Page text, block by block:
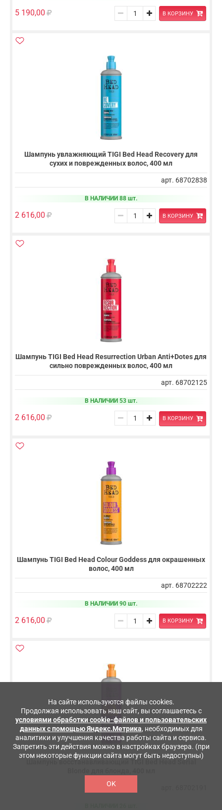
На сайте используются файлы cookies.
Продолжая использовать наш сайт, вы соглашаетесь с
условиями обработки cookie-файлов и пользовательских
данных с помощью Яндекс.Метрика, необходимых для
аналитики и улучшения качества работы сайта и сервиса.
Запретить эти действия можно в настройках браузера. (при
этом некоторые функции сайта могут быть недоступны)
OK
5 190,00 В КОРЗИНУ
Шампунь увлажняющий TIGI Bed Head Recovery для
сухих и поврежденных волос, 400 мл
арт. 68702838
В НАЛИЧИИ 88 шт.
2 616,00 В КОРЗИНУ
Шампунь TIGI Bed Head Resurrection Urban Anti+Dotes для
сильно поврежденных волос, 400 мл
арт. 68702125
В НАЛИЧИИ 53 шт.
2 616,00 В КОРЗИНУ
Шампунь TIGI Bed Head Colour Goddess для окрашенных
волос, 400 мл
арт. 68702222
В НАЛИЧИИ 90 шт.
2 616,00 В КОРЗИНУ
Шампунь восстанавливающий TIGI Bed Head Serial